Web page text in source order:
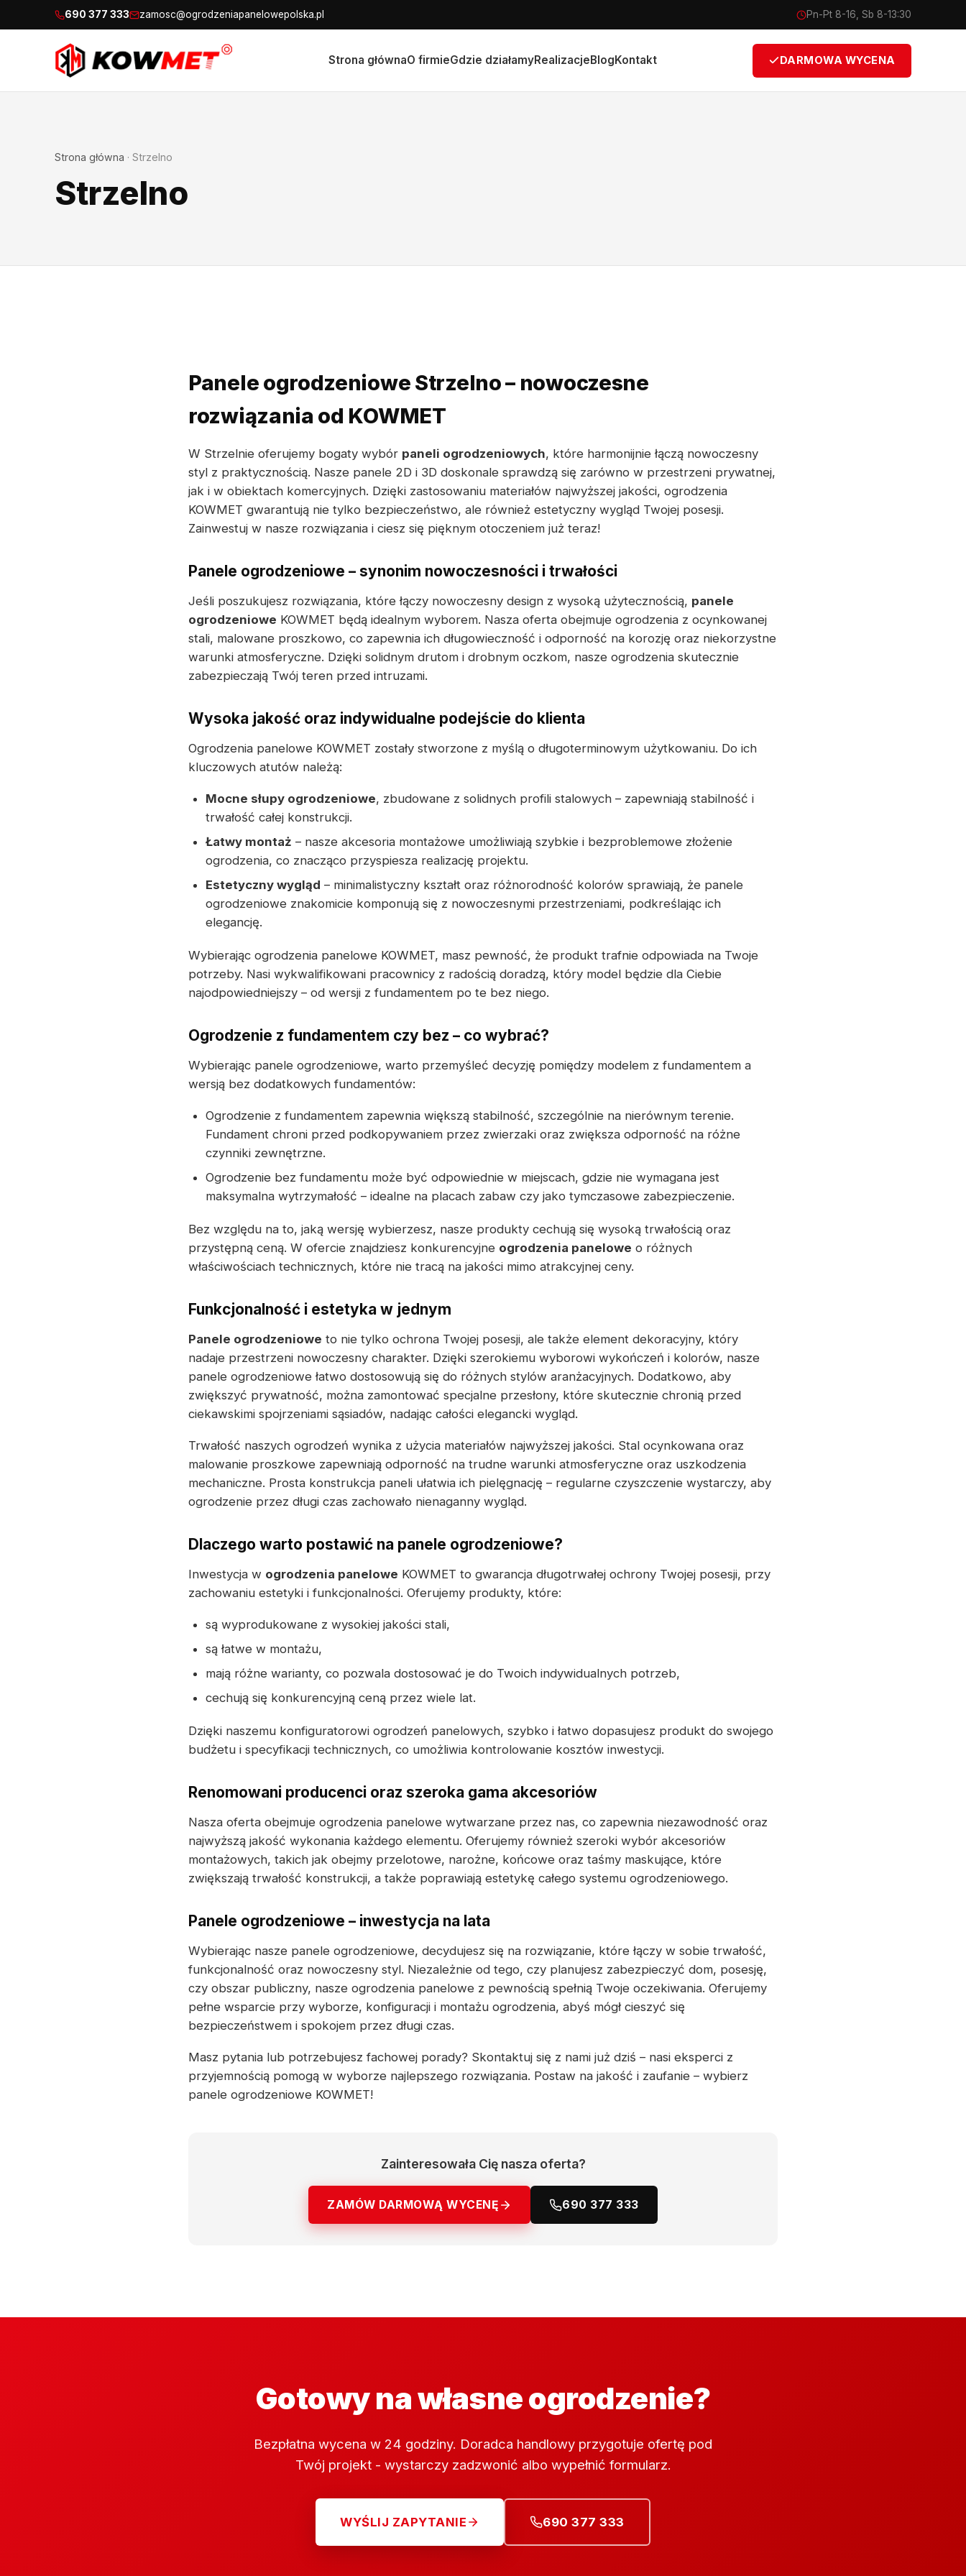
690 377 333 zamosc@ogrodzeniapanelowepolska.pl Pn-Pt 8-16, Sb 8-13:30
Strona głównaO firmieGdzie działamyRealizacjeBlogKontakt DARMOWA WYCENA
Strona główna · Strzelno
Strzelno
Panele ogrodzeniowe Strzelno – nowoczesne
rozwiązania od KOWMET
W Strzelnie oferujemy bogaty wybór paneli ogrodzeniowych, które harmonijnie łączą nowoczesny
styl z praktycznością. Nasze panele 2D i 3D doskonale sprawdzą się zarówno w przestrzeni prywatnej,
jak i w obiektach komercyjnych. Dzięki zastosowaniu materiałów najwyższej jakości, ogrodzenia
KOWMET gwarantują nie tylko bezpieczeństwo, ale również estetyczny wygląd Twojej posesji.
Zainwestuj w nasze rozwiązania i ciesz się pięknym otoczeniem już teraz!
Panele ogrodzeniowe – synonim nowoczesności i trwałości
Jeśli poszukujesz rozwiązania, które łączy nowoczesny design z wysoką użytecznością, panele
ogrodzeniowe KOWMET będą idealnym wyborem. Nasza oferta obejmuje ogrodzenia z ocynkowanej
stali, malowane proszkowo, co zapewnia ich długowieczność i odporność na korozję oraz niekorzystne
warunki atmosferyczne. Dzięki solidnym drutom i drobnym oczkom, nasze ogrodzenia skutecznie
zabezpieczają Twój teren przed intruzami.
Wysoka jakość oraz indywidualne podejście do klienta
Ogrodzenia panelowe KOWMET zostały stworzone z myślą o długoterminowym użytkowaniu. Do ich
kluczowych atutów należą:
Mocne słupy ogrodzeniowe, zbudowane z solidnych profili stalowych – zapewniają stabilność i
trwałość całej konstrukcji.
Łatwy montaż – nasze akcesoria montażowe umożliwiają szybkie i bezproblemowe złożenie
ogrodzenia, co znacząco przyspiesza realizację projektu.
Estetyczny wygląd – minimalistyczny kształt oraz różnorodność kolorów sprawiają, że panele
ogrodzeniowe znakomicie komponują się z nowoczesnymi przestrzeniami, podkreślając ich
elegancję.
Wybierając ogrodzenia panelowe KOWMET, masz pewność, że produkt trafnie odpowiada na Twoje
potrzeby. Nasi wykwalifikowani pracownicy z radością doradzą, który model będzie dla Ciebie
najodpowiedniejszy – od wersji z fundamentem po te bez niego.
Ogrodzenie z fundamentem czy bez – co wybrać?
Wybierając panele ogrodzeniowe, warto przemyśleć decyzję pomiędzy modelem z fundamentem a
wersją bez dodatkowych fundamentów:
Ogrodzenie z fundamentem zapewnia większą stabilność, szczególnie na nierównym terenie.
Fundament chroni przed podkopywaniem przez zwierzaki oraz zwiększa odporność na różne
czynniki zewnętrzne.
Ogrodzenie bez fundamentu może być odpowiednie w miejscach, gdzie nie wymagana jest
maksymalna wytrzymałość – idealne na placach zabaw czy jako tymczasowe zabezpieczenie.
Bez względu na to, jaką wersję wybierzesz, nasze produkty cechują się wysoką trwałością oraz
przystępną ceną. W ofercie znajdziesz konkurencyjne ogrodzenia panelowe o różnych
właściwościach technicznych, które nie tracą na jakości mimo atrakcyjnej ceny.
Funkcjonalność i estetyka w jednym
Panele ogrodzeniowe to nie tylko ochrona Twojej posesji, ale także element dekoracyjny, który
nadaje przestrzeni nowoczesny charakter. Dzięki szerokiemu wyborowi wykończeń i kolorów, nasze
panele ogrodzeniowe łatwo dostosowują się do różnych stylów aranżacyjnych. Dodatkowo, aby
zwiększyć prywatność, można zamontować specjalne przesłony, które skutecznie chronią przed
ciekawskimi spojrzeniami sąsiadów, nadając całości elegancki wygląd.
Trwałość naszych ogrodzeń wynika z użycia materiałów najwyższej jakości. Stal ocynkowana oraz
malowanie proszkowe zapewniają odporność na trudne warunki atmosferyczne oraz uszkodzenia
mechaniczne. Prosta konstrukcja paneli ułatwia ich pielęgnację – regularne czyszczenie wystarczy, aby
ogrodzenie przez długi czas zachowało nienaganny wygląd.
Dlaczego warto postawić na panele ogrodzeniowe?
Inwestycja w ogrodzenia panelowe KOWMET to gwarancja długotrwałej ochrony Twojej posesji, przy
zachowaniu estetyki i funkcjonalności. Oferujemy produkty, które:
są wyprodukowane z wysokiej jakości stali,
są łatwe w montażu,
mają różne warianty, co pozwala dostosować je do Twoich indywidualnych potrzeb,
cechują się konkurencyjną ceną przez wiele lat.
Dzięki naszemu konfiguratorowi ogrodzeń panelowych, szybko i łatwo dopasujesz produkt do swojego
budżetu i specyfikacji technicznych, co umożliwia kontrolowanie kosztów inwestycji.
Renomowani producenci oraz szeroka gama akcesoriów
Nasza oferta obejmuje ogrodzenia panelowe wytwarzane przez nas, co zapewnia niezawodność oraz
najwyższą jakość wykonania każdego elementu. Oferujemy również szeroki wybór akcesoriów
montażowych, takich jak obejmy przelotowe, narożne, końcowe oraz taśmy maskujące, które
zwiększają trwałość konstrukcji, a także poprawiają estetykę całego systemu ogrodzeniowego.
Panele ogrodzeniowe – inwestycja na lata
Wybierając nasze panele ogrodzeniowe, decydujesz się na rozwiązanie, które łączy w sobie trwałość,
funkcjonalność oraz nowoczesny styl. Niezależnie od tego, czy planujesz zabezpieczyć dom, posesję,
czy obszar publiczny, nasze ogrodzenia panelowe z pewnością spełnią Twoje oczekiwania. Oferujemy
pełne wsparcie przy wyborze, konfiguracji i montażu ogrodzenia, abyś mógł cieszyć się
bezpieczeństwem i spokojem przez długi czas.
Masz pytania lub potrzebujesz fachowej porady? Skontaktuj się z nami już dziś – nasi eksperci z
przyjemnością pomogą w wyborze najlepszego rozwiązania. Postaw na jakość i zaufanie – wybierz
panele ogrodzeniowe KOWMET!
Zainteresowała Cię nasza oferta?
ZAMÓW DARMOWĄ WYCENĘ 690 377 333
Gotowy na własne ogrodzenie?
Bezpłatna wycena w 24 godziny. Doradca handlowy przygotuje ofertę pod
Twój projekt - wystarczy zadzwonić albo wypełnić formularz.
WYŚLIJ ZAPYTANIE 690 377 333